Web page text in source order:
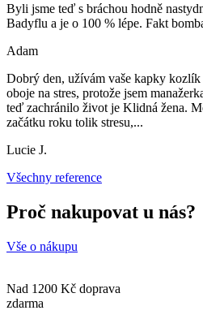
Byli jsme teď s bráchou hodně
Badyflu a je o 100 % lépe. Fakt
Adam
Dobrý den, užívám vaše kapky
oboje na stres, protože jsem
teď zachránilo život je Klidná žena.
začátku roku tolik stresu,...
Lucie J.
Všechny reference
Proč nakupovat u nás?
Vše o nákupu
Nad 1200 Kč doprava
zdarma